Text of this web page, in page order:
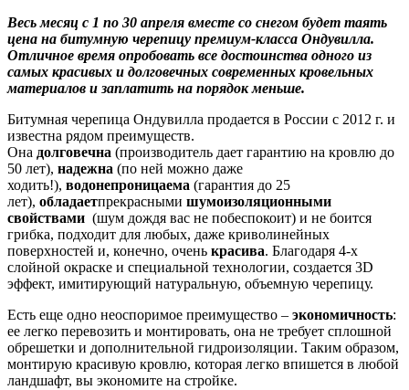
Весь месяц с 1 по 30 апреля вместе со снегом будет таять
цена на битумную черепицу премиум-класса Ондувилла.
Отличное время опробовать все достоинства одного из
самых красивых и долговечных современных кровельных
материалов и заплатить на порядок меньше.
Битумная черепица Ондувилла продается в России с 2012 г. и
известна рядом преимуществ.
Она долговечна (производитель дает гарантию на кровлю до
50 лет), надежна (по ней можно даже
ходить!), водонепроницаема (гарантия до 25
лет), обладаетпрекрасными шумоизоляционными
свойствами (шум дождя вас не побеспокоит) и не боится
грибка, подходит для любых, даже криволинейных
поверхностей и, конечно, очень красива. Благодаря 4-х
слойной окраске и специальной технологии, создается 3D
эффект, имитирующий натуральную, объемную черепицу.
Есть еще одно неоспоримое преимущество – экономичность:
ее легко перевозить и монтировать, она не требует сплошной
обрешетки и дополнительной гидроизоляции. Таким образом,
монтирую красивую кровлю, которая легко впишется в любой
ландшафт, вы экономите на стройке.